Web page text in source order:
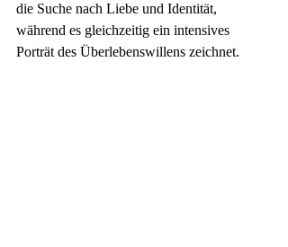
die Suche nach Liebe und Identität,
während es gleichzeitig ein intensives
Porträt des Überlebenswillens zeichnet.